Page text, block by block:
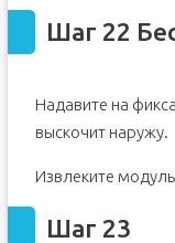
Шаг 22
Надавите на
выскочит наружу.
Извлеките
Шаг 23